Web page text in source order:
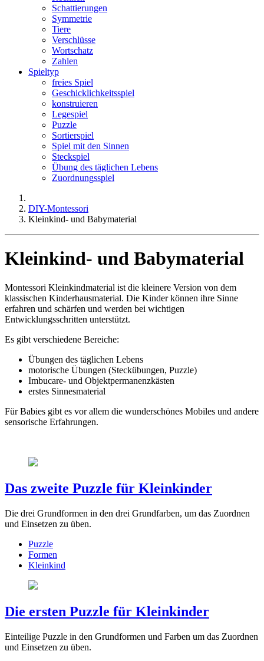
Schattierungen
Symmetrie
Tiere
Verschlüsse
Wortschatz
Zahlen
Spieltyp
freies Spiel
Geschicklichkeitsspiel
konstruieren
Legespiel
Puzzle
Sortierspiel
Spiel mit den Sinnen
Steckspiel
Übung des täglichen Lebens
Zuordnungsspiel
DIY-Montessori
Kleinkind- und Babymaterial
Kleinkind- und Babymaterial
Montessori Kleinkindmaterial ist die kleinere Version von dem
klassischen Kinderhausmaterial. Die Kinder können ihre Sinne
erfahren und schärfen und werden bei wichtigen
Entwicklungsschritten unterstützt.
Es gibt verschiedene Bereiche:
Übungen des täglichen Lebens
motorische Übungen (Steckübungen, Puzzle)
Imbucare- und Objektpermanenzkästen
erstes Sinnesmaterial
Für Babies gibt es vor allem die wunderschönes Mobiles und andere
sensorische Erfahrungen.
Das zweite Puzzle für Kleinkinder
Die drei Grundformen in den drei Grundfarben, um das Zuordnen
und Einsetzen zu üben.
Puzzle
Formen
Kleinkind
Die ersten Puzzle für Kleinkinder
Einteilige Puzzle in den Grundformen und Farben um das Zuordnen
und Einsetzen zu üben.